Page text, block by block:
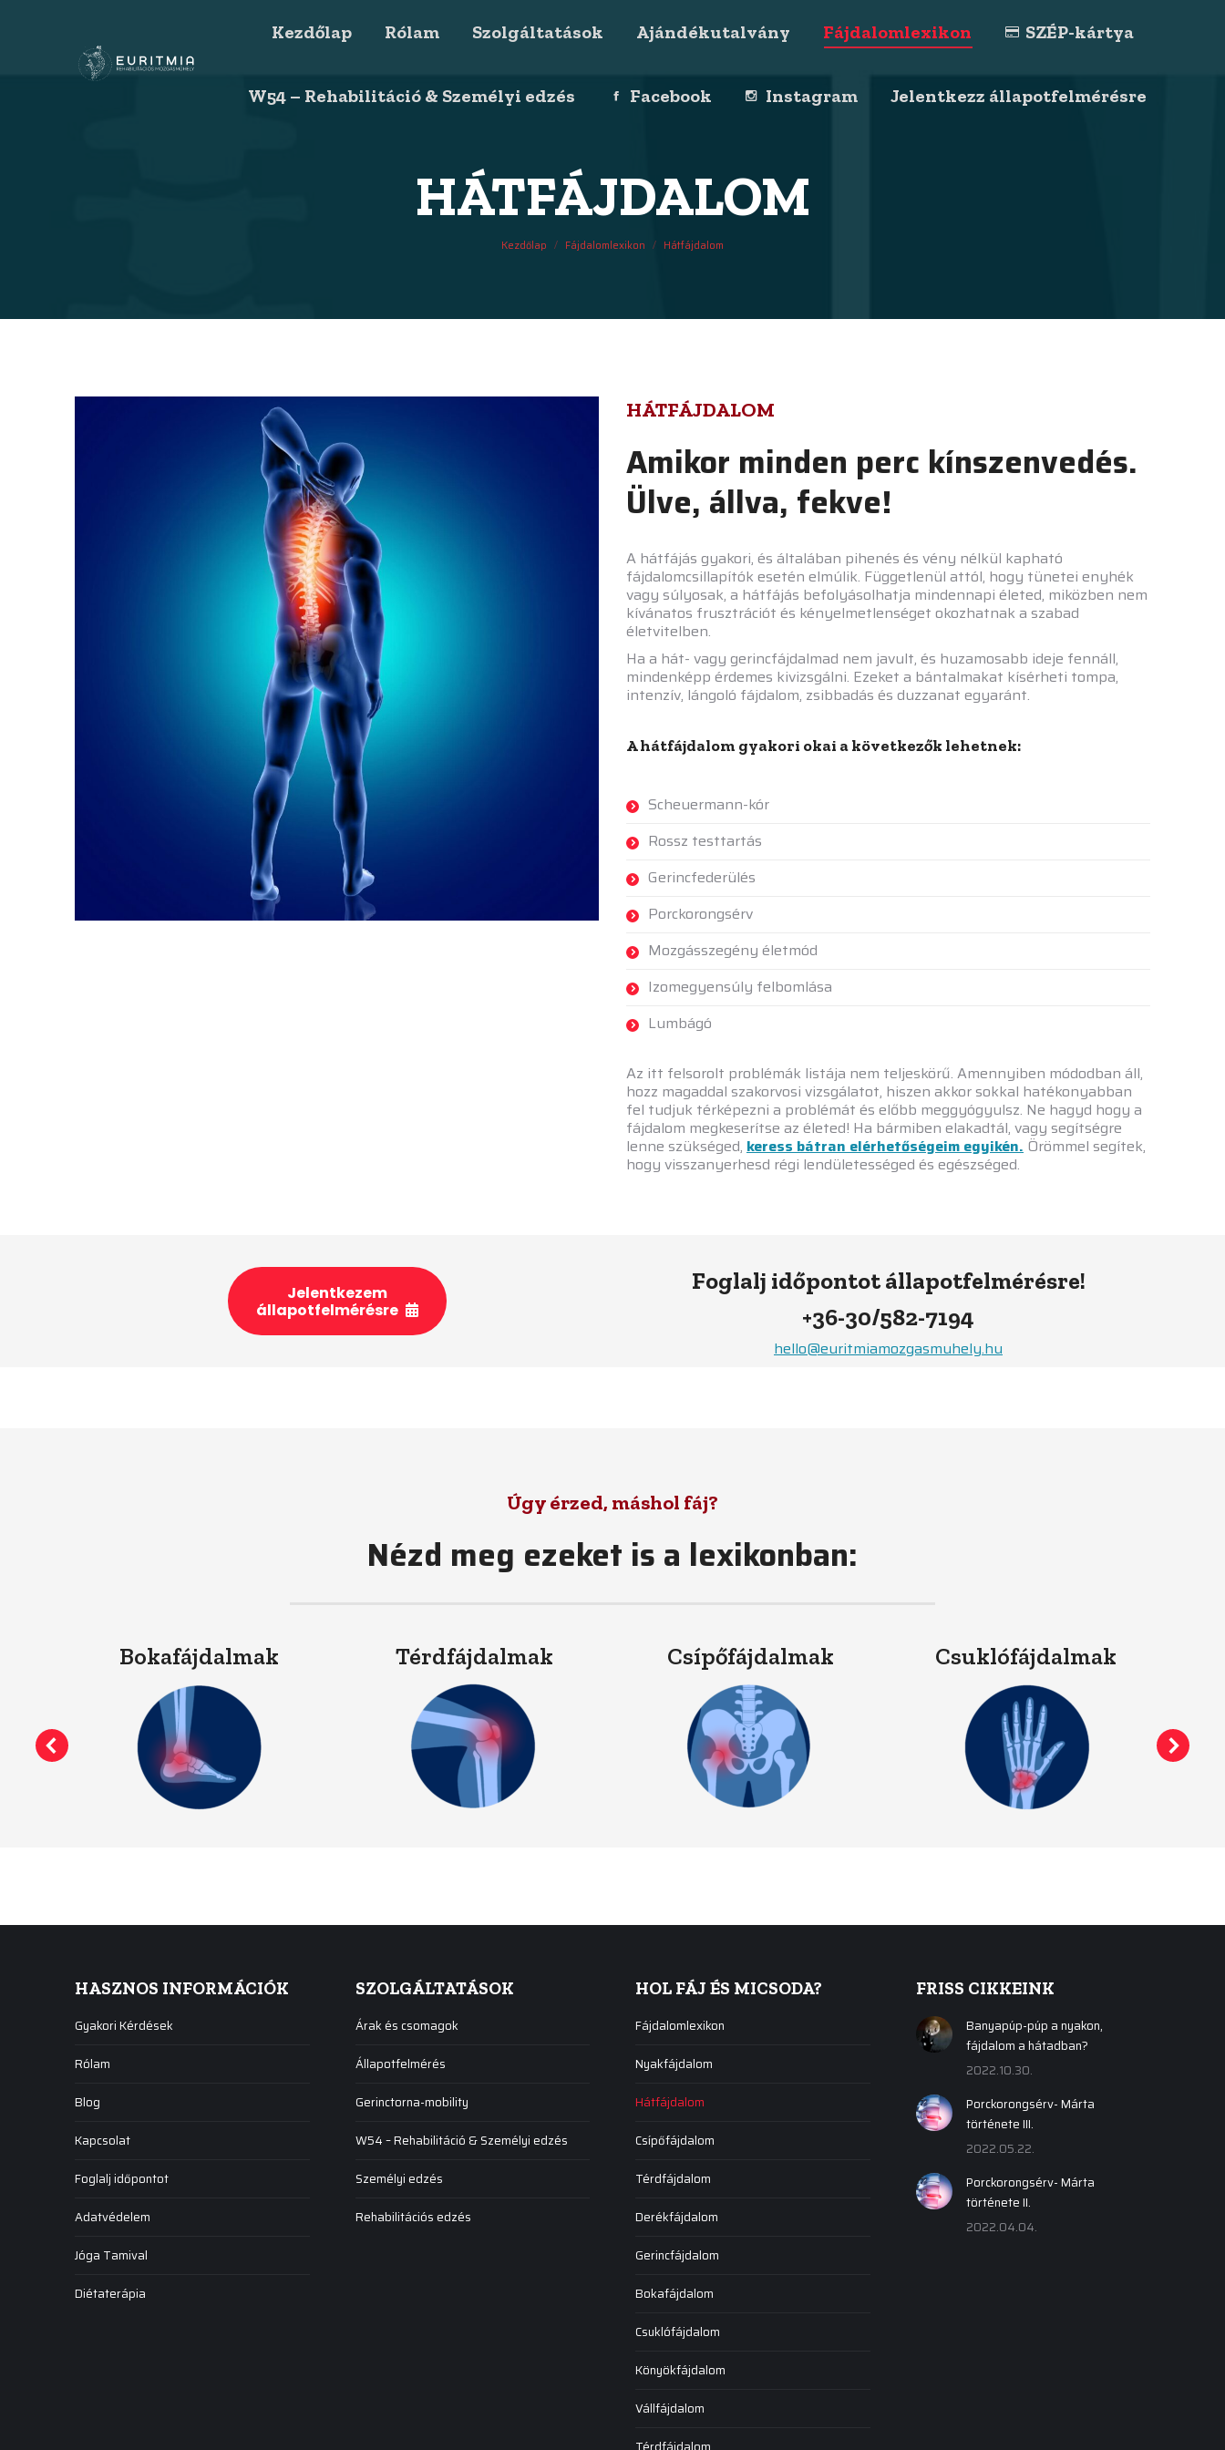
Kezdőlap Rólam Szolgáltatások Ajándékutalvány Fájdalomlexikon SZÉP-kártya
W54 – Rehabilitáció & Személyi edzés Facebook Instagram Jelentkezz állapotfelmérésre
HÁTFÁJDALOM
You are here:
Kezdőlap Fájdalomlexikon Hátfájdalom
HÁTFÁJDALOM
Amikor minden perc kínszenvedés.
Ülve, állva, fekve!
A hátfájás gyakori, és általában pihenés és vény nélkül kapható
fájdalomcsillapítók esetén elmúlik. Függetlenül attól, hogy tünetei enyhék
vagy súlyosak, a hátfájás befolyásolhatja mindennapi életed, miközben nem
kívánatos frusztrációt és kényelmetlenséget okozhatnak a szabad
életvitelben.
Ha a hát- vagy gerincfájdalmad nem javult, és huzamosabb ideje fennáll,
mindenképp érdemes kivizsgálni. Ezeket a bántalmakat kísérheti tompa,
intenzív, lángoló fájdalom, zsibbadás és duzzanat egyaránt.
A hátfájdalom gyakori okai a következők lehetnek:
Scheuermann-kór
Rossz testtartás
Gerincfederülés
Porckorongsérv
Mozgásszegény életmód
Izomegyensúly felbomlása
Lumbágó
Az itt felsorolt problémák listája nem teljeskörű. Amennyiben módodban áll,
hozz magaddal szakorvosi vizsgálatot, hiszen akkor sokkal hatékonyabban
fel tudjuk térképezni a problémát és előbb meggyógyulsz. Ne hagyd hogy a
fájdalom megkeserítse az életed! Ha bármiben elakadtál, vagy segítségre
lenne szükséged, keress bátran elérhetőségeim egyikén. Örömmel segítek,
hogy visszanyerhesd régi lendületességed és egészséged.
Jelentkezem
állapotfelmérésre
Foglalj időpontot állapotfelmérésre!
+36-30/582-7194
hello@euritmiamozgasmuhely.hu
Úgy érzed, máshol fáj?
Nézd meg ezeket is a lexikonban:
Bokafájdalmak Térdfájdalmak Csípőfájdalmak Csuklófájdalmak
HASZNOS INFORMÁCIÓK
Gyakori Kérdések
Rólam
Blog
Kapcsolat
Foglalj időpontot
Adatvédelem
Jóga Tamival
Diétaterápia
SZOLGÁLTATÁSOK
Árak és csomagok
Állapotfelmérés
Gerinctorna-mobility
W54 – Rehabilitáció & Személyi edzés
Személyi edzés
Rehabilitációs edzés
HOL FÁJ ÉS MICSODA?
Fájdalomlexikon
Nyakfájdalom
Hátfájdalom
Csípőfájdalom
Térdfájdalom
Derékfájdalom
Gerincfájdalom
Bokafájdalom
Csuklófájdalom
Könyökfájdalom
Vállfájdalom
FRISS CIKKEINK
Banyapúp-púp a nyakon,
fájdalom a hátadban?
2022.10.30.
Porckorongsérv- Márta
története III.
2022.05.22.
Porckorongsérv- Márta
története II.
2022.04.04.